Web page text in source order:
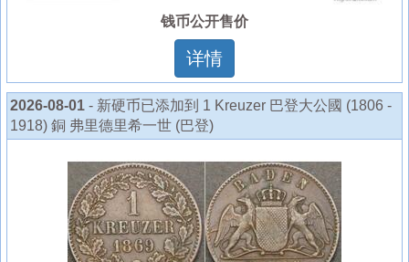
钱币公开售价
详情
2026-08-01 - 新硬币已添加到 1 Kreuzer 巴登大公國 (1806 -
1918) 銅 弗里德里希一世 (巴登)